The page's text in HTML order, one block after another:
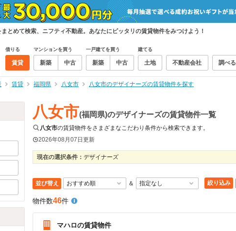
とめて検索、ニフティ不動産。あなたにピッタリの賃貸物件をみつけよう！
借りる
賃貸
マンションを買う
新築 中古
一戸建てを買う
新築 中古
建てる
土地 不動産会社 調べる
賃貸 福岡県 八女市 八女市のデザイナーズの賃貸物件を探す
八女市(福岡県)のデザイナーズの賃貸物件一覧
八女市の賃貸物件をさまざまなこだわり条件から検索できます。
2026年08月07日更新
現在の選択条件： デザイナーズ
並び替え ＆ 絞り込み
物件数46件
マハロの賃貸物件